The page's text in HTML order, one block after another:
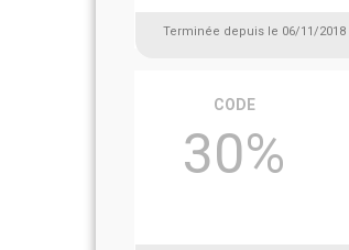
Terminée depuis le 06/11/2018
CODE
30%